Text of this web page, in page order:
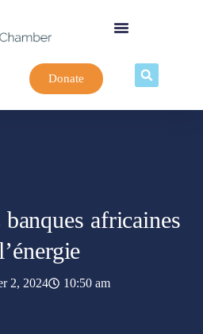
Donate
banques africaines
2, 2024 10:50 am